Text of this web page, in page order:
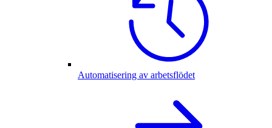
Automatisering av arbetsflödet